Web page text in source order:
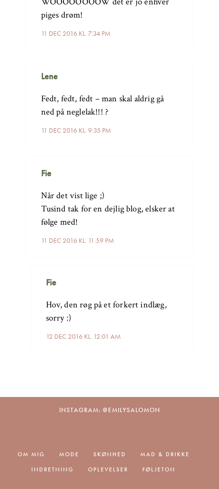
11 DEC 2016 KL. 7:34 PM
piges drøm!
Lene
11 DEC 2016 KL. 9:35 PM
Fedt, fedt, fedt – man skal aldrig gå
ned på neglelak!!! ?
Fie
11 DEC 2016 KL. 11:59 PM
Når det vist lige ;)
Tusind tak for en dejlig blog, elsker at
følge med!
Fie
12 DEC 2016 KL. 12:01 AM
Hov, den røg på et forkert indlæg,
sorry :)
INSTAGRAM: @EMILYSALOMON
OM MIG MODE SKØNHED
MAD & DRIKKE
INDRETNING
OPLEVELSER FØLJETON